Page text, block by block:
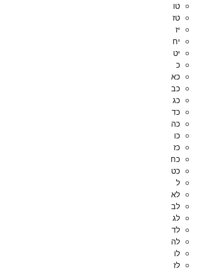
טו
טז
יז
יח
יט
כ
כא
כב
כג
כד
כה
כו
כז
כח
כט
ל
לא
לב
לג
לד
לה
לו
לז